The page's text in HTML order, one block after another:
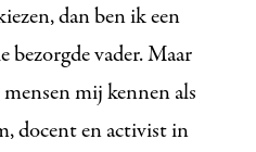
dan ben ik een
bezorgde vader. Maar
mij kennen als
docent en activist in